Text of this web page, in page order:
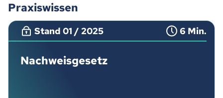
Praxiswissen
Stand 01 / 2025 6 Min.
Nachweisgesetz